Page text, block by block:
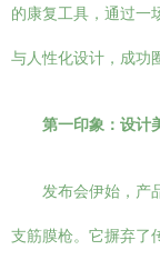
的康复工具，通过一
与人性化设计，成功
第一印象：设计
发布会伊始，产
支筋膜枪。它摒弃了